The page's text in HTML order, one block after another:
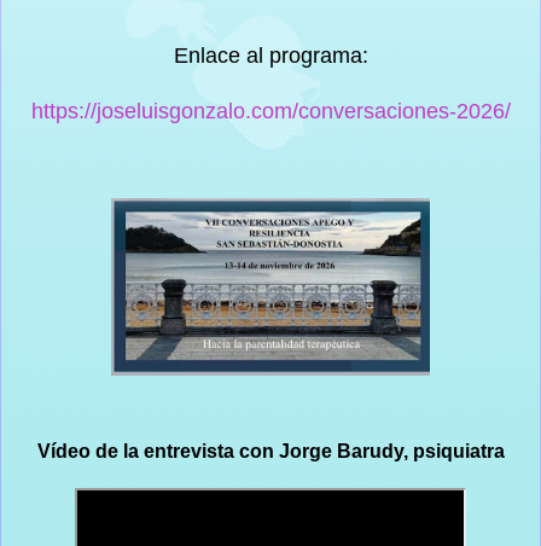
Enlace al programa:
https://joseluisgonzalo.com/conversaciones-2026/
Vídeo de la entrevista con Jorge Barudy, psiquiatra